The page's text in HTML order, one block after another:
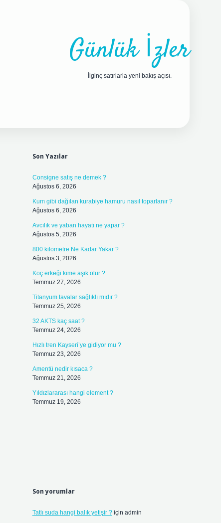
Günlük İzler
İlginç satırlarla yeni bakış açısı.
Son Yazılar
Consigne satış ne demek ?
Ağustos 6, 2026
Kum gibi dağılan kurabiye hamuru nasıl toparlanır ?
Ağustos 6, 2026
Avcılık ve yaban hayatı ne yapar ?
Ağustos 5, 2026
800 kilometre Ne Kadar Yakar ?
Ağustos 3, 2026
Koç erkeği kime aşık olur ?
Temmuz 27, 2026
Titanyum tavalar sağlıklı mıdır ?
Temmuz 25, 2026
32 AKTS kaç saat ?
Temmuz 24, 2026
Hızlı tren Kayseri’ye gidiyor mu ?
Temmuz 23, 2026
Amentü nedir kısaca ?
Temmuz 21, 2026
Yıldızlararası hangi element ?
Temmuz 19, 2026
Son yorumlar
Tatlı suda hangi balık yetişir ?için admin